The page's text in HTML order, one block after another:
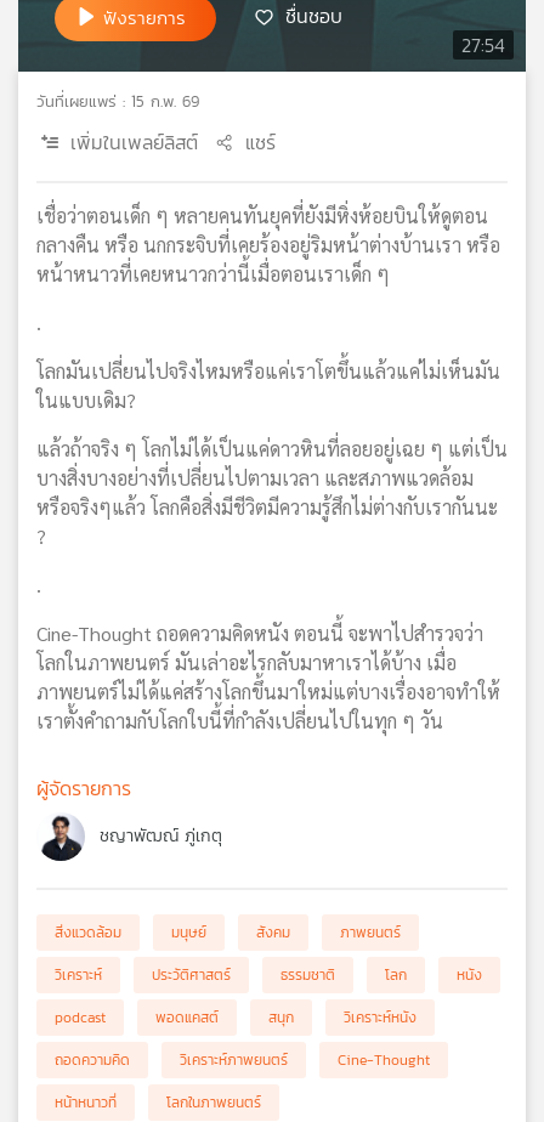
27:54
ฟังรายการ ชื่นชอบ
วันที่เผยแพร่ : 15 ก.พ. 69
เพิ่มในเพลย์ลิสต์ แชร์
เชื่อว่าตอนเด็ก ๆ หลายคนทันยุคที่ยังมีหิ่งห้อยบินให้ดูตอน
กลางคืน หรือ นกกระจิบที่เคยร้องอยู่ริมหน้าต่างบ้านเรา หรือ
หน้าหนาวที่เคยหนาวกว่านี้เมื่อตอนเราเด็ก ๆ
.
โลกมันเปลี่ยนไปจริงไหมหรือแค่เราโตขึ้นแล้วแค่ไม่เห็นมัน
ในแบบเดิม?
แล้วถ้าจริง ๆ โลกไม่ได้เป็นแค่ดาวหินที่ลอยอยู่เฉย ๆ แต่เป็น
บางสิ่งบางอย่างที่เปลี่ยนไปตามเวลา และสภาพแวดล้อม
หรือจริงๆแล้ว โลกคือสิ่งมีชีวิตมีความรู้สึกไม่ต่างกับเรากันนะ
?
.
Cine-Thought ถอดความคิดหนัง ตอนนี้ จะพาไปสำรวจว่า
โลกในภาพยนตร์ มันเล่าอะไรกลับมาหาเราได้บ้าง เมื่อ
ภาพยนตร์ไม่ได้แค่สร้างโลกขึ้นมาใหม่แต่บางเรื่องอาจทำให้
เราตั้งคำถามกับโลกใบนี้ที่กำลังเปลี่ยนไปในทุก ๆ วัน
ผู้จัดรายการ
ชญาพัฒณ์ ภู่เกตุ
สิ่งแวดล้อม มนุษย์ สังคม
ภาพยนตร์
วิเคราะห์
ประวัติศาสตร์ ธรรมชาติ โลก
หนัง
podcast
พอดแคสต์ สนุก
วิเคราะห์หนัง
ถอดความคิด
วิเคราะห์ภาพยนตร์
Cine-Thought
หน้าหนาวที่
โลกในภาพยนตร์